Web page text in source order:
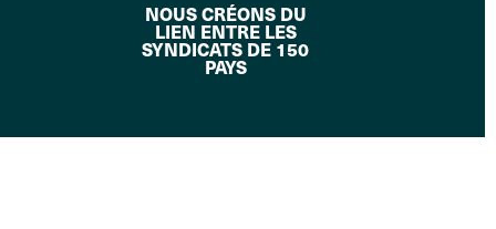
NOUS CRÉONS DU
LIEN ENTRE LES
SYNDICATS DE 150
PAYS